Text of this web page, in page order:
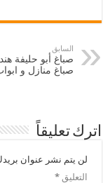
السابق
صباغ منازل و
اترك تعليقاً
لن يتم نشر عنوان
التعليق*